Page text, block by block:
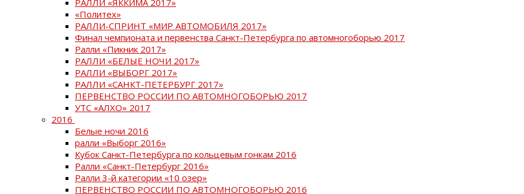
«Политех»
РАЛЛИ-СПРИНТ «МИР АВТОМОБИЛЯ 2017»
Финал чемпионата и первенства Санкт-Петербурга по автомногоборью 2017
Ралли «Пикник 2017»
РАЛЛИ «БЕЛЫЕ НОЧИ 2017»
РАЛЛИ «ВЫБОРГ 2017»
РАЛЛИ «САНКТ-ПЕТЕРБУРГ 2017»
ПЕРВЕНСТВО РОССИИ ПО АВТОМНОГОБОРЬЮ 2017
УТС «АЛХО» 2017
2016
Белые ночи 2016
ралли «Выборг 2016»
Кубок Санкт-Петербурга по кольцевым гонкам 2016
Ралли «Санкт-Петербург 2016»
Ралли 3-й категории «10 озер»
ПЕРВЕНСТВО РОССИИ ПО АВТОМНОГОБОРЬЮ 2016